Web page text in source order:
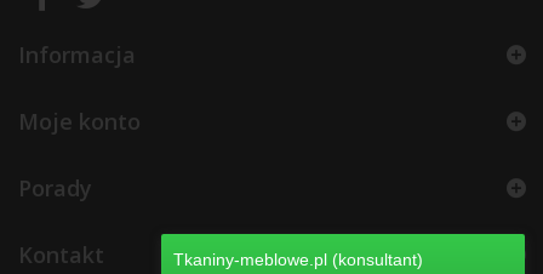
Informacja
Moje konto
Porady
Kontakt Tkaniny-meblowe.pl (konsultant)